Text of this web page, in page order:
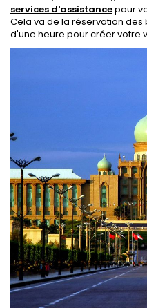
services d'assistancepour
Cela va de la réservation
d'une heure pour créer votre